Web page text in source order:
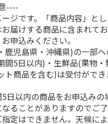
----
ジです。「商品内容」と
届けする商品に含まれて
申込みください。
児島県・沖縄県)の一部
間5日以内)・生鮮品(果物・
ト商品を含む)は受付がで
日以内の商品をお申込みの
ることがありますのでご了
定はできません。天候に